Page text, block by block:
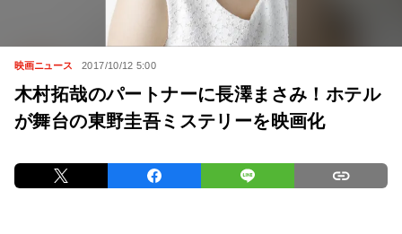
映画ニュース 2017/10/12 5:00
木村拓哉のパートナーに長澤まさみ！ホテル
が舞台の東野圭吾ミステリーを映画化